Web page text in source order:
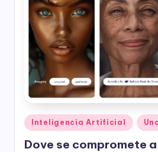
Publicado
en
Inteligencia Artificial
Dove se compromete